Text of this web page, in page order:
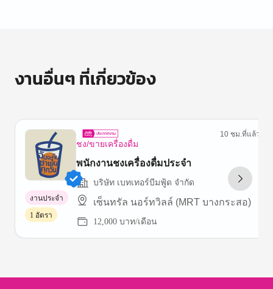
งานอื่นๆ ที่เกี่ยวข้อง
ชง/ขายเครื่องดื่ม
10 ชม.ที่แล้ว
พนักงานชงเครื่องดื่มประจำ
บริษัท เบทเทอร์บีมฟู้ด จำกัด
เซ็นทรัล นอร์ทวิลล์ (MRT บางกระสอ)
12,000 บาท/เดือน
งานประจำ
1 อัตรา
of